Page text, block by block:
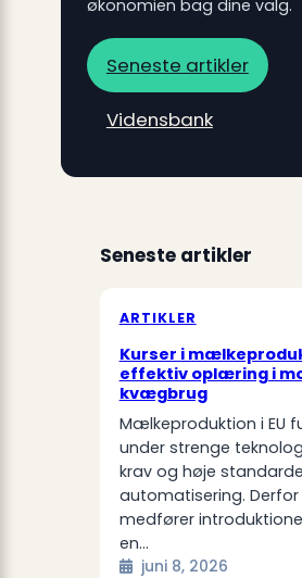
økonomien bag dine valg.
Seneste artikler
Vidensbank
Seneste artikler
ARTIKLER
Kurser i
effektiv oplæring i
kvægbrug
Mælkeproduktion i EU
under strenge
krav og høje
automatisering. Derfor
medfører
en…
juni 8, 2026